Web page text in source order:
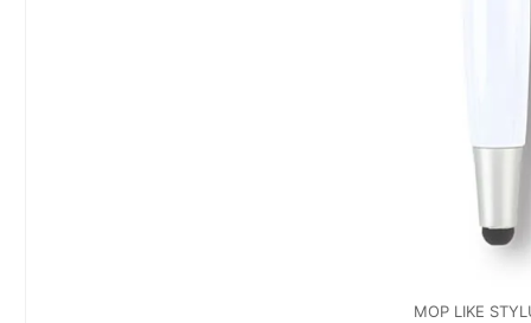
MOP LIKE